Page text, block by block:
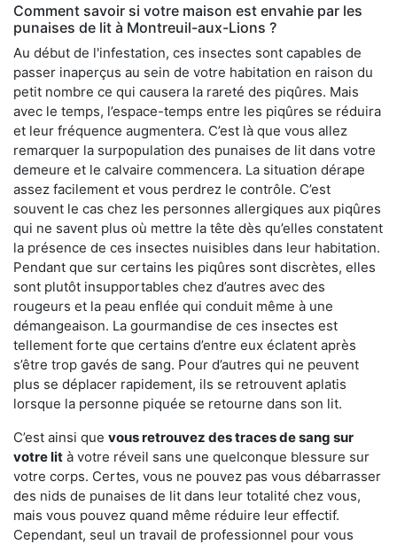
Comment savoir si votre maison est envahie par les
punaises de lit à Montreuil-aux-Lions ?
Au début de l'infestation, ces insectes sont capables de
passer inaperçus au sein de votre habitation en raison du
petit nombre ce qui causera la rareté des piqûres. Mais
avec le temps, l’espace-temps entre les piqûres se réduira
et leur fréquence augmentera. C’est là que vous allez
remarquer la surpopulation des punaises de lit dans votre
demeure et le calvaire commencera. La situation dérape
assez facilement et vous perdrez le contrôle. C’est
souvent le cas chez les personnes allergiques aux piqûres
qui ne savent plus où mettre la tête dès qu’elles constatent
la présence de ces insectes nuisibles dans leur habitation.
Pendant que sur certains les piqûres sont discrètes, elles
sont plutôt insupportables chez d’autres avec des
rougeurs et la peau enflée qui conduit même à une
démangeaison. La gourmandise de ces insectes est
tellement forte que certains d’entre eux éclatent après
s’être trop gavés de sang. Pour d’autres qui ne peuvent
plus se déplacer rapidement, ils se retrouvent aplatis
lorsque la personne piquée se retourne dans son lit.
C’est ainsi que vous retrouvez des traces de sang sur
votre lit à votre réveil sans une quelconque blessure sur
votre corps. Certes, vous ne pouvez pas vous débarrasser
des nids de punaises de lit dans leur totalité chez vous,
mais vous pouvez quand même réduire leur effectif.
Cependant, seul un travail de professionnel pour vous